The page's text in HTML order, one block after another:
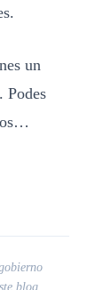
un
Podes
blog